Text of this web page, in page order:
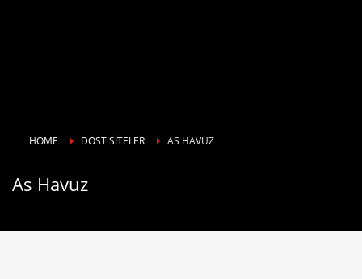
HOME DOST SITELER AS HAVUZ
As Havuz